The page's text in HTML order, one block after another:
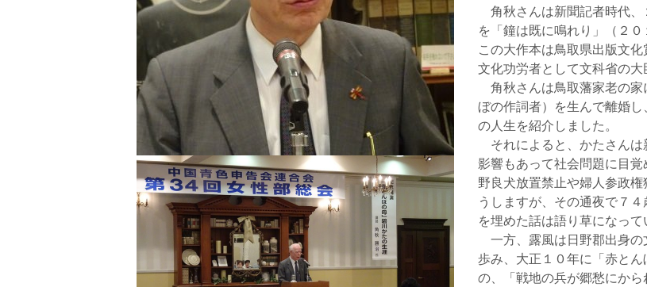
角秋さんは新聞記者時代、
を「鐘は既に鳴れり」（２
この大作本は鳥取県出版文
文化功労者として文科省の大
角秋さんは鳥取藩家老の家
ぼの作詞者）を生んで離婚
の人生を紹介しました。
それによると、かたさんは
影響もあって社会問題に目覚
野良犬放置禁止や婦人参政
うしますが、その通夜で７
を埋めた話は語り草になって
一方、露風は日野郡出身の
歩み、大正１０年に「赤と
の、「戦地の兵が郷愁にか